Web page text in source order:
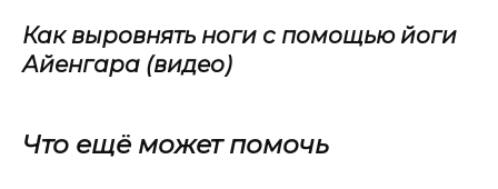
Как выровнять ноги с помощью йоги
Айенгара (видео)
Что ещё может помочь